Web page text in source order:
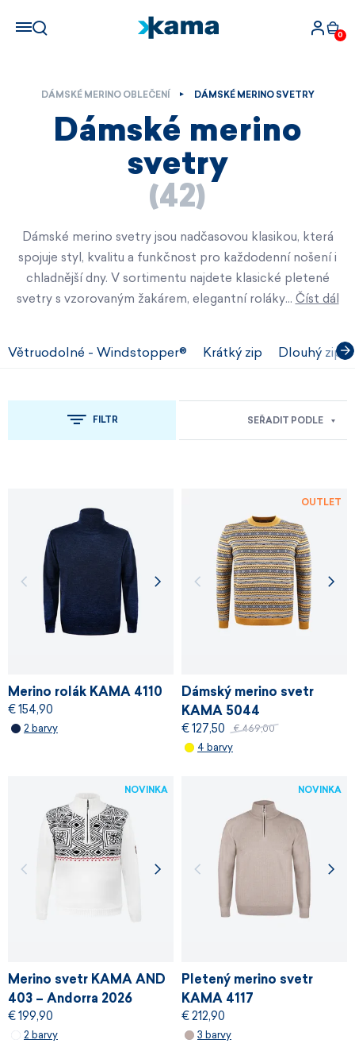
0
DÁMSKÉ MERINO OBLEČENÍ DÁMSKÉ MERINO SVETRY
Dámské merino
svetry
(42)
Dámské merino svetry jsou nadčasovou klasikou, která
spojuje styl, kvalitu a funkčnost pro každodenní nošení i
chladnější dny. V sortimentu najdete klasické pletené
svetry s vzorovaným žakárem, elegantní roláky… Číst dál
Větruodolné - Windstopper® Krátký zip Dlouhý zip
FILTR SEŘADIT PODLE
Merino rolák KAMA 4110
€ 154,90
2 barvy
Dámský merino svetr
KAMA 5044
€ 127,50 € 469,00
4 barvy
OUTLET
Merino svetr KAMA AND
403 – Andorra 2026
€ 199,90
2 barvy
NOVINKA
Pletený merino svetr
KAMA 4117
€ 212,90
3 barvy
NOVINKA